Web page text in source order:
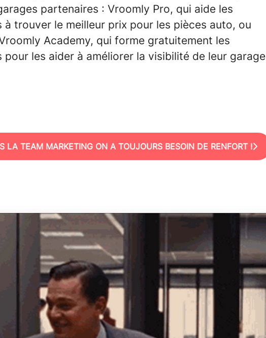
partenaires : Vroomly Pro, qui aide les
à trouver le meilleur prix pour les pièces auto, ou
Academy, qui forme gratuitement les
pour les aider à améliorer la visibilité de leur garage
LA TEAM MARKETING ON A TOUJOURS BESOIN DE RENFORT !